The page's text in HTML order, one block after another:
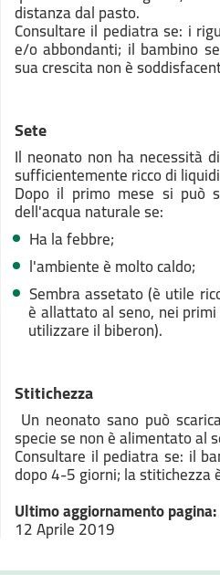
distanza dal pasto.
Consultare il pediatra se: i
e/o abbondanti; il bambino
sua crescita non è
Sete
Il neonato non ha necessità
sufficientemente ricco di
Dopo il primo mese si può
dell'acqua naturale se:
Ha la febbre;
l'ambiente è molto caldo;
Sembra assetato (è utile
è allattato al seno, nei
utilizzare il biberon).
Stitichezza
Un neonato sano può
specie se non è alimentato al
Consultare il pediatra se: il
dopo 4-5 giorni; la stitichezza
Ultimo aggiornamento pagina:
12 Aprile 2019